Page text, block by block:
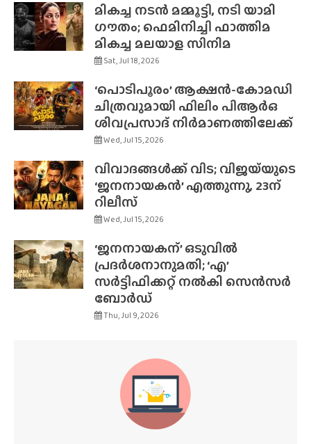
മികച്ച നടൻ മമ്മൂട്ടി, നടി യാമി
ഗൗതം; ഫെമിനിച്ചി ഫാത്തിമ
മികച്ച മലയാള സിനിമ
Sat, Jul 18, 2026
‘പൊടിപൂരം’ ആക്ഷൻ-കോമഡി
ചിത്രവുമായി ഫിലിം പിആർഒ
ശിവപ്രസാദ് നിർമാണത്തിലേക്ക്
Wed, Jul 15, 2026
വിവാദങ്ങൾക്ക് വിട; വിജയ്‌യുടെ
‘ജനനായകൻ’ എത്തുന്നു, 23ന്
റിലീസ്
Wed, Jul 15, 2026
‘ജനനായകന്’ ഒടുവിൽ
പ്രദർശനാനുമതി; ‘എ’
സർട്ടിഫിക്കറ്റ് നൽകി സെൻസർ
ബോർഡ്
Thu, Jul 9, 2026